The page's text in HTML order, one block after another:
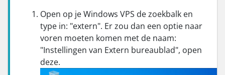
Open op je Windows VPS de zoekbalk en
type in: "extern". Er zou dan een optie naar
voren moeten komen met de naam:
"Instellingen van Extern bureaublad", open
deze.